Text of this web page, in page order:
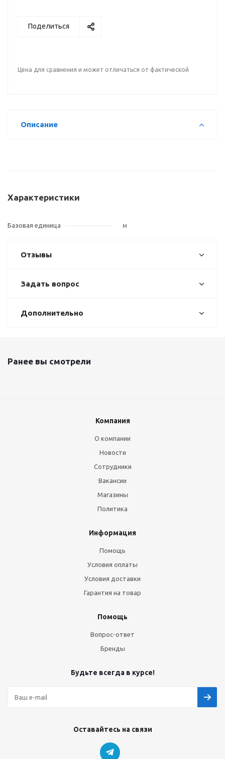
Поделиться
Цена для сравнения и может отличаться от фактической
Описание
Характеристики
Базовая единица м
Отзывы
Задать вопрос
Дополнительно
Ранее вы смотрели
Компания
О компании
Новости
Сотрудники
Вакансии
Магазины
Политика
Информация
Помощь
Условия оплаты
Условия доставки
Гарантия на товар
Помощь
Вопрос-ответ
Бренды
Будьте всегда в курсе!
Оставайтесь на связи